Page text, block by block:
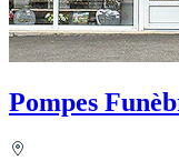
Pompes